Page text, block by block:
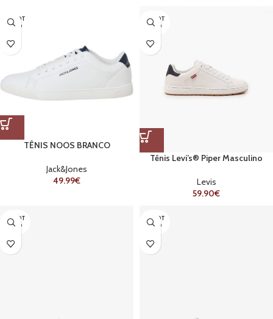
ESGOT
ADO
TÊNIS NOOS BRANCO
Jack&Jones
49.99€
ESGOT
ADO
Tênis Levi’s® Piper Masculino
Levis
59.90€
ESGOT
ADO
ESGOT
ADO